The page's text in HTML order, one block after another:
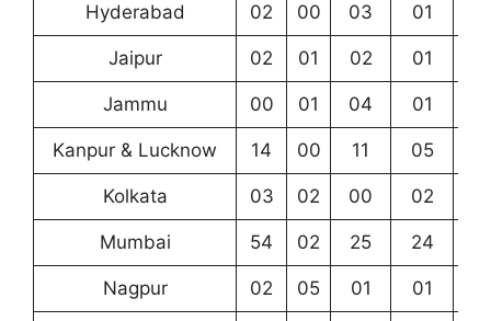
Hyderabad 02 00 03 01
Jaipur 02 01 02 01
Jammu 00 01 04 01
Kanpur & Lucknow 14 00 11 05
Kolkata 03 02 00 02
Mumbai 54 02 25 24
Nagpur 02 05 01 01